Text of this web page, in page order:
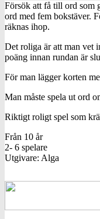
Försök att få till ord som
ord med fem bokstäver.
räknas ihop.
Det roliga är att man vet
poäng innan rundan är
För man lägger korten
Man måste spela ut ord
Riktigt roligt spel som
Från 10 år
2- 6 spelare
Utgivare: Alga